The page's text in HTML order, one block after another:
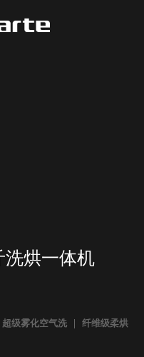
洗烘一体机
超级雾化空气洗 纤维级柔烘